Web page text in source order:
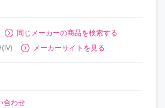
同じメーカーの商品を検索する
メーカーサイトを見る
合わせ